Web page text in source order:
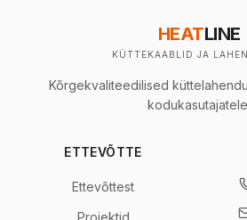
HEATLINE
KÜTTEKAABLID JA
Kõrgekvaliteedilised
ETTEVÕTTE
Ettevõttest
Projektid